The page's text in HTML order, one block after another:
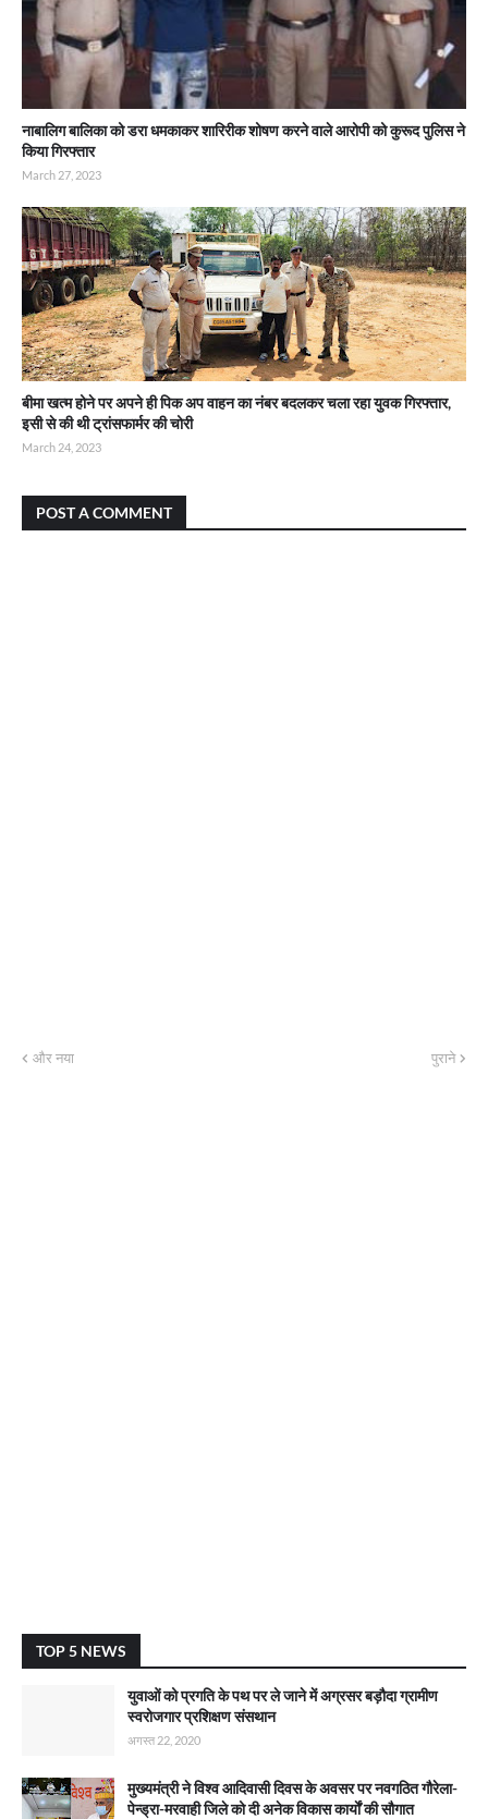
नाबालिग बालिका को डरा धमकाकर शारिरीक शोषण करने वाले आरोपी को कुरूद पुलिस ने
किया गिरफ्तार
March 27, 2023
बीमा खत्म होने पर अपने ही पिक अप वाहन का नंबर बदलकर चला रहा युवक गिरफ्तार,
इसी से की थी ट्रांसफार्मर की चोरी
March 24, 2023
POST A COMMENT
और नया पुराने
TOP 5 NEWS
युवाओं को प्रगति के पथ पर ले जाने में अग्रसर बड़ौदा ग्रामीण
स्वरोजगार प्रशिक्षण संसथान
अगस्त 22, 2020
मुख्यमंत्री ने विश्व आदिवासी दिवस के अवसर पर नवगठित गौरेला-
पेन्ड्रा-मरवाही जिले को दी अनेक विकास कार्याें की सौगात